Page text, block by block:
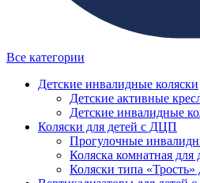
Все категории
Детские инвалидные коляски
Детские активные
Детские инвалидные
Коляски для детей с ДЦП
Прогулочные
Коляска комнатная
Коляски типа